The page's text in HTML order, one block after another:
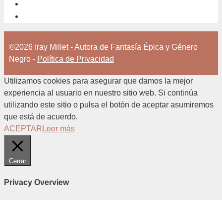
©2026 Iray Millet - Autora de Fantasía Épica y Género
Negro - Política de Privacidad
Utilizamos cookies para asegurar que damos la mejor
experiencia al usuario en nuestro sitio web. Si continúa
utilizando este sitio o pulsa el botón de aceptar asumiremos
que está de acuerdo.
ACEPTAR Leer más
Cerrar
Privacy Overview